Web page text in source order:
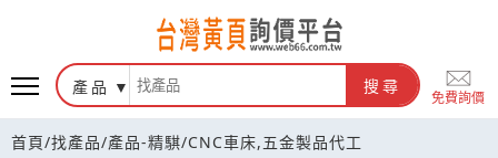
台灣黃頁詢價平台
產品 搜尋
免費詢價
首頁/找產品/產品-精騏/CNC車床,五金製品代工